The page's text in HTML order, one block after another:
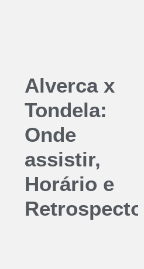
Alverca x
Tondela:
Onde
assistir,
Horário e
Retrospecto